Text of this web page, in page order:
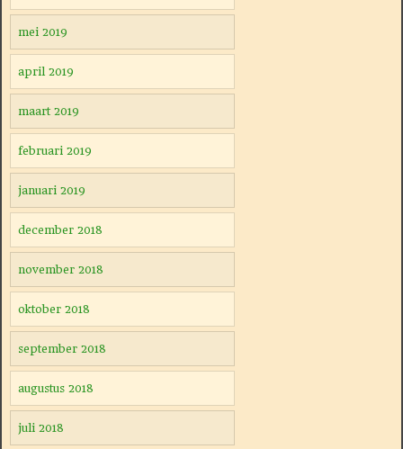
mei 2019
april 2019
maart 2019
februari 2019
januari 2019
december 2018
november 2018
oktober 2018
september 2018
augustus 2018
juli 2018